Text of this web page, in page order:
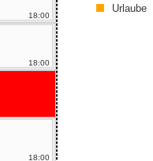
18:00
18:00
18:00
Urlaube